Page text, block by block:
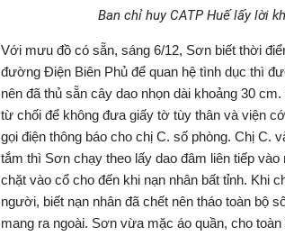
Ban chỉ huy CATP Huế lấy lời
Với mưu đồ có sẵn, sáng 6/12, Sơn biết thời
đường Điện Biên Phủ để quan hệ tình dục thì
nên đã thủ sẵn cây dao nhọn dài khoảng 30
từ chối để không đưa giấy tờ tùy thân và viện
gọi điện thông báo cho chị C. số phòng. Chị C.
tắm thì Sơn chạy theo lấy dao đâm liên tiếp
chặt vào cổ cho đến khi nạn nhân bất tỉnh. Khi
người, biết nạn nhân đã chết nên tháo toàn bộ
mang ra ngoài. Sơn vừa mặc áo quần, cho